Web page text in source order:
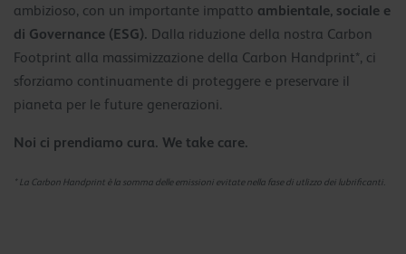
ambizioso, con un importante impatto ambientale, sociale e
di Governance (ESG). Dalla riduzione della nostra Carbon
Footprint alla massimizzazione della Carbon Handprint*, ci
sforziamo continuamente di proteggere e preservare il
pianeta per le future generazioni.
Noi ci prendiamo cura. We take care.
* La Carbon Handprint è la somma delle emissioni evitate nella fase di utlizzo dei lubrificanti.